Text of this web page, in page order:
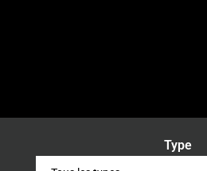
Type